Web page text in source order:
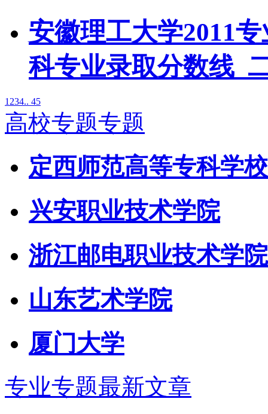
安徽理工大学2011
科专业录取分数线_
1 234.. 45
高校专题专题
定西师范高等专科学校
兴安职业技术学院
浙江邮电职业技术学院
山东艺术学院
厦门大学
专业专题最新文章